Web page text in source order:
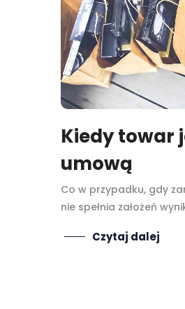
Kiedy towar
umową
Co w przypadku, gdy
nie spełnia założeń
Czytaj dalej